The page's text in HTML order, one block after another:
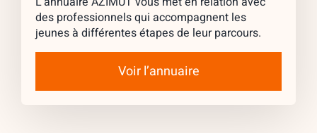
des professionnels qui accompagnent les
jeunes à différentes étapes de leur parcours.
Voir l’annuaire